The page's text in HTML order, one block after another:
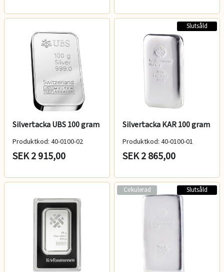
Silvertacka UBS 100 gram
Produktkod: 40-0100-02
SEK 2 915,00
Slutsåld
Silvertacka KAR 100 gram
Produktkod: 40-0100-01
SEK 2 865,00
Cirkulerad Slutsåld